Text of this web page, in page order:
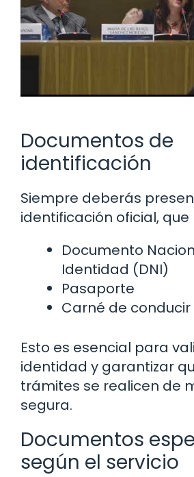
Documentos de
identificación
Siempre deberás
identificación oficial, que
Documento
Identidad (DNI)
Pasaporte
Carné de conducir
Esto es esencial para
identidad y garantizar
trámites se realicen de
segura.
Documentos
según el servicio